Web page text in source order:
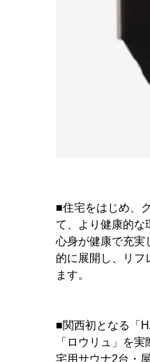
■住宅をはじめ、
て、より健康的な
心身が健康で充実
的に展開し、リフ
ます。
■関西初となる「
「ロウリュ」を
宅用サウナ2台・